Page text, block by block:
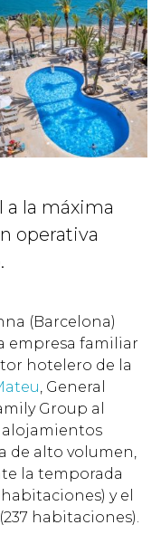
la máxima
operativa
(Barcelona)
empresa familiar
hotelero de la
, General
Group al
de alto volumen,
la temporada
habitaciones) y el
habitaciones).